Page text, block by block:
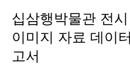
십삼행박물관 전
이미지 자료 데이
고서